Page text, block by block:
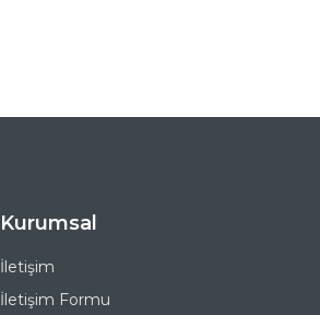
Kurumsal
İletişim
İletişim Formu